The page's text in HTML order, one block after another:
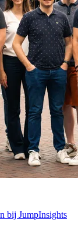
bij JumpInsights